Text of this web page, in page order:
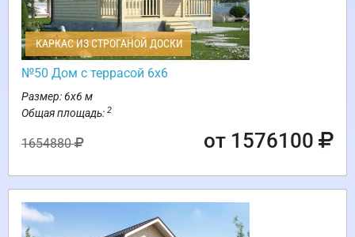
КАРКАС ИЗ СТРОГАНОЙ ДОСКИ
№50 Дом с террасой 6х6
Размер: 6х6 м
Общая площадь: 2
1654880 от 1576100